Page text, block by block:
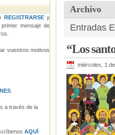
Archivo
Entradas
“Los
miércoles, 1
REGISTRARSEy
primer mensaje de
vuestros motivos
a través de la
AQUÍ